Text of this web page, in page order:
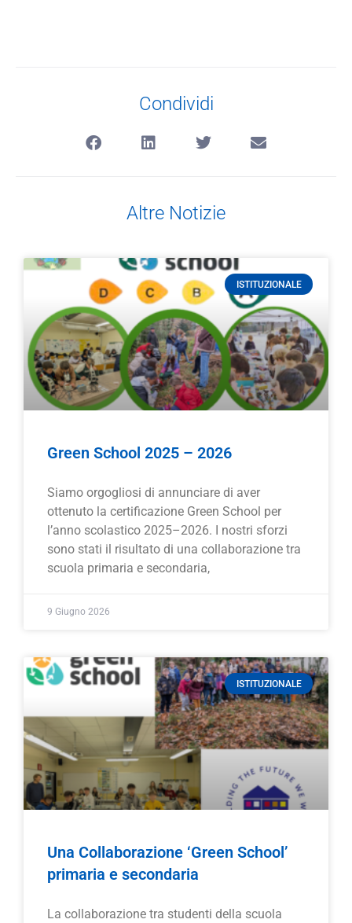
Condividi
Altre Notizie
ISTITUZIONALE
Green School 2025 – 2026
Siamo orgogliosi di annunciare di aver
ottenuto la certificazione Green School per
l’anno scolastico 2025–2026. I nostri sforzi
sono stati il risultato di una collaborazione tra
scuola primaria e secondaria,
9 Giugno 2026
ISTITUZIONALE
Una Collaborazione ‘Green School’
primaria e secondaria
La collaborazione tra studenti della scuola